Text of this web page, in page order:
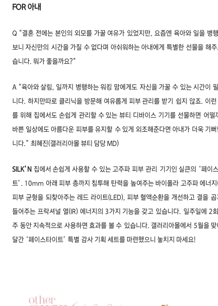
FOR 아내
Q “결혼 전에는 본인의 외모를 가꿀 여유가있었지만, 요즘엔 육아와 일을 병
보니 자신만의 시간을 가질 수 없다며 아쉬워하는 아내에게 특별한 선물을 해
습니다. 뭐가 좋을까요?”
A “육아와 살림, 일까지 병행하는 워킹 맘에게도 자신을 가꿀 수 있는 시간이
니다. 하지만따로 클리닉을 방문해 여유롭게 피부 관리를 받기쉽지 않죠. 이런
를 위해 집에서도 손쉽게 관리할 수 있는 뷰티 디바이스 기기를 선물하면 어떨
바쁜 일상에도 아름다운 피부를 유지할 수 있게 외조해준다면 아내가 더욱 기
니다.” 최혜진(갤러리아몰 뷰티 담당 MD)
SILK’N 집에서 손쉽게 사용할 수 있는 고주파 피부 관리 기기인 실큰의 ‘페이
트’. 10mm 아래 피부 층까지 침투해 탄력을 높여주는 바이폴라 고주파 에너
피부 균형을 되찾아주는 레드 라이트(LED), 피부 혈액순환을 개선하고 결을곱
들어주는 프락셔널 열(IR) 에너지의 3가지 기능을 갖고있습니다. 일주일에 2
주 동안 지속적으로 사용하면 효과를 볼 수 있습니다. 갤러리아몰에서 5월을
달간 ‘페이스타이트’ 특별 감사 기획 세트를 마련했으니 놓치지 마세요!